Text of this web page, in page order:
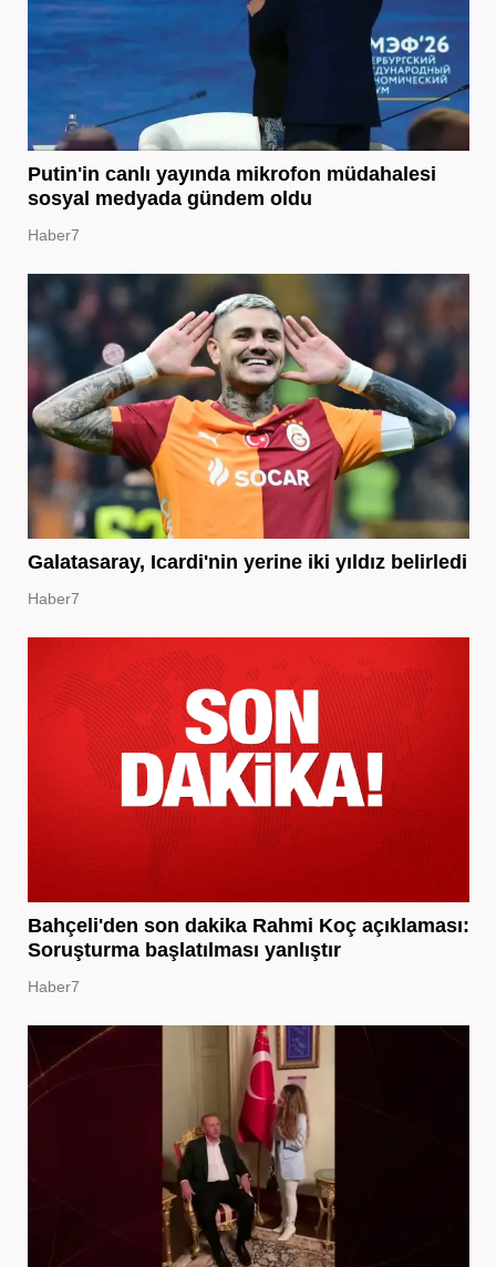
Putin'in canlı yayında mikrofon müdahalesi
sosyal medyada gündem oldu
Haber7
Galatasaray, Icardi'nin yerine iki yıldız belirledi
Haber7
Bahçeli'den son dakika Rahmi Koç açıklaması:
Soruşturma başlatılması yanlıştır
Haber7